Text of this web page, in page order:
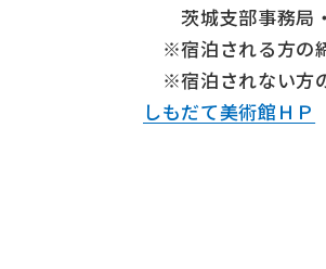
茨城支部事務局
※宿泊される方の
※宿泊されない方
しもだて美術館ＨＰ